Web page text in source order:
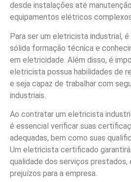
desde instalações até
equipamentos elétricos
Para ser um eletricista industrial,
sólida formação técnica e
em eletricidade. Além disso, é
eletricista possua habilidades de
e seja capaz de trabalhar com
industriais.
Ao contratar um eletricista
é essencial verificar suas
adequadas, bem como suas
Um eletricista certificado garantirá
qualidade dos serviços prestados,
prejuízos para a empresa.